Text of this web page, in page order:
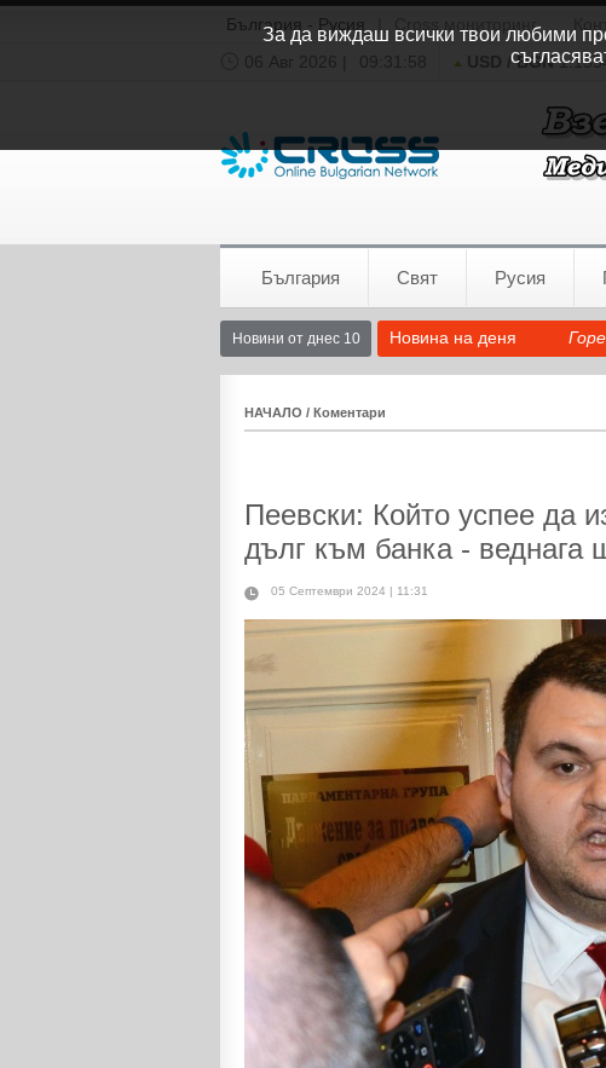
България - Русия Cross мониторинг
06 Авг 2026 |
09:31:59 USD / BGN
България Свят Русия
Новини от днес 10 Новина на деня
НАЧАЛО / Коментари
Пеевски: Който успее да
дълг към банка - веднага
05 Септември 2024 | 11:31
За да виждаш всички твои любими